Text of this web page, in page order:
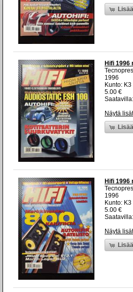
Hifi 1996
1996
Kunto:
5.00 €
Näytä
Hifi 1996
1996
Kunto:
5.00 €
Näytä